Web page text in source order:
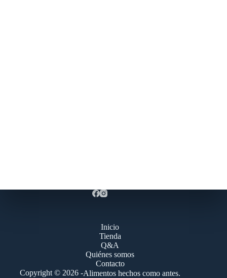
Inicio
Tienda
Q&A
Quiénes somos
Contacto
Copyright © 2026 -Alimentos hechos como antes.